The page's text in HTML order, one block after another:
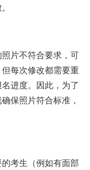
片不符合要求，可
每次修改都需要重
进度。因此，为了
保照片符合标准，
考生（例如有面部